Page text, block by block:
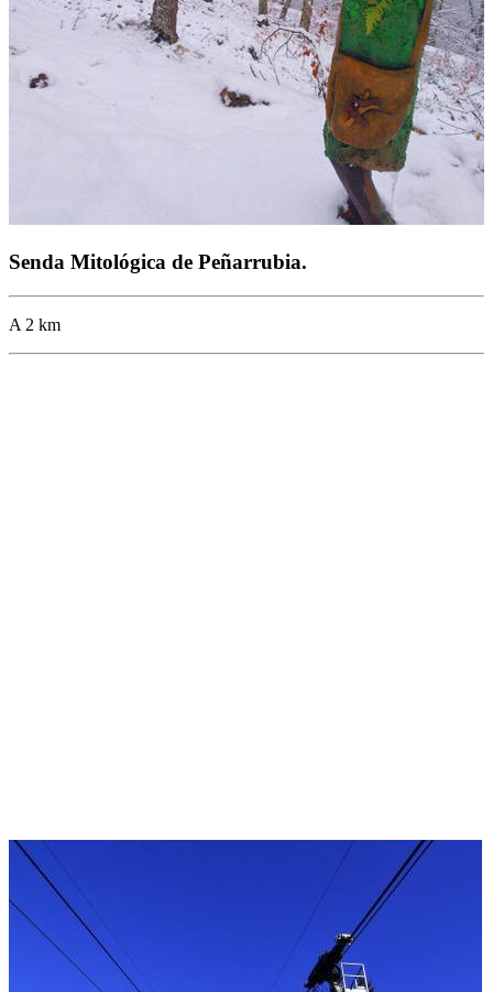
Senda Mitológica de Peñarrubia.
A 2 km